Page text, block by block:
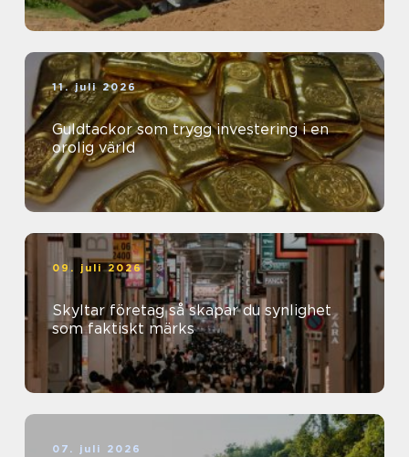
11. juli 2026
Guldtackor som trygg investering i en
orolig värld
09. juli 2026
Skyltar företag så skapar du synlighet
som faktiskt märks
07. juli 2026